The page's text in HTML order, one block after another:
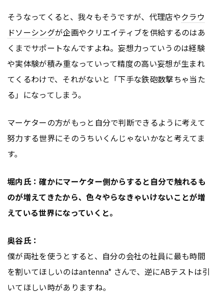
そうなってくると、我々もそうですが、代理店やクラウ
ドソーシングが企画やクリエイティブを供給するのはあ
くまでサポートなんですよね。妄想力っていうのは経験
や実体験が積み重なっていって精度の高い妄想が生まれ
てくるわけで、それがないと「下手な鉄砲数撃ちゃ当た
る」になってしまう。
マーケターの方がもっと自分で判断できるように考えて
努力する世界にそのうちいくんじゃないかなと考えてま
す。
堀内氏：確かにマーケター側からすると自分で触れるも
のが増えてきたから、色々やらなきゃいけないことが増
えている世界になっていくと。
奥谷氏：
僕が両社を使うとすると、自分の会社の社員に最も時間
を割いてほしいのはantenna* さんで、逆にABテストは引
いてほしい時がありますね。